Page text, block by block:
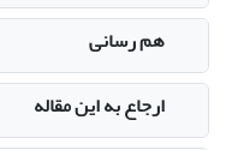
هم رسانی
ارجاع به این مقاله